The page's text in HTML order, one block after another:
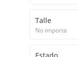
Talle
No importa